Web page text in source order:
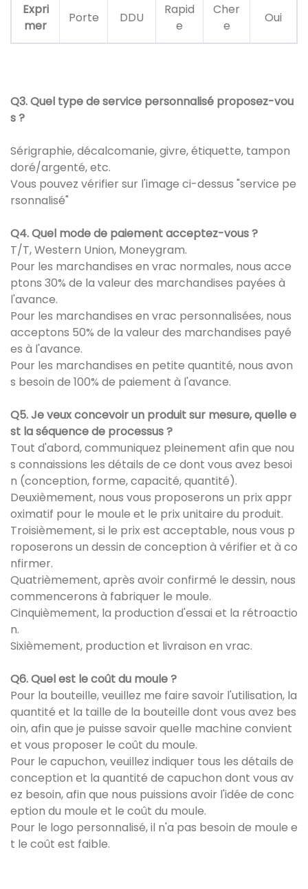
Expri
mer
Porte DDU
Rapid
e
Cher
e
Oui
Q3. Quel type de service personnalisé proposez-vou
s ?
Sérigraphie, décalcomanie, givre, étiquette, tampon
doré/argenté, etc.
Vous pouvez vérifier sur l'image ci-dessus "service pe
rsonnalisé"
Q4. Quel mode de paiement acceptez-vous ?
T/T, Western Union, Moneygram.
Pour les marchandises en vrac normales, nous acce
ptons 30% de la valeur des marchandises payées à
l'avance.
Pour les marchandises en vrac personnalisées, nous
acceptons 50% de la valeur des marchandises payé
es à l'avance.
Pour les marchandises en petite quantité, nous avon
s besoin de 100% de paiement à l'avance.
Q5. Je veux concevoir un produit sur mesure, quelle e
st la séquence de processus ?
Tout d'abord, communiquez pleinement afin que nou
s connaissions les détails de ce dont vous avez besoi
n (conception, forme, capacité, quantité).
Deuxièmement, nous vous proposerons un prix appr
oximatif pour le moule et le prix unitaire du produit.
Troisièmement, si le prix est acceptable, nous vous p
roposerons un dessin de conception à vérifier et à co
nfirmer.
Quatrièmement, après avoir confirmé le dessin, nous
commencerons à fabriquer le moule.
Cinquièmement, la production d'essai et la rétroactio
n.
Sixièmement, production et livraison en vrac.
Q6. Quel est le coût du moule ?
Pour la bouteille, veuillez me faire savoir l'utilisation, la
quantité et la taille de la bouteille dont vous avez bes
oin, afin que je puisse savoir quelle machine convient
et vous proposer le coût du moule.
Pour le capuchon, veuillez indiquer tous les détails de
conception et la quantité de capuchon dont vous av
ez besoin, afin que nous puissions avoir l'idée de conc
eption du moule et le coût du moule.
Pour le logo personnalisé, il n'a pas besoin de moule e
t le coût est faible.